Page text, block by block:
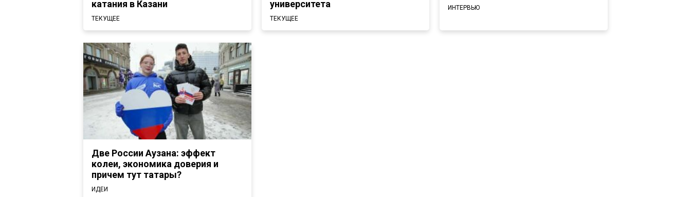
катания в Казани
ТЕКУЩЕЕ
университета
ТЕКУЩЕЕ
ИНТЕРВЬЮ
Две России Аузана: эффект
колеи, экономика доверия и
причем тут татары?
ИДЕИ